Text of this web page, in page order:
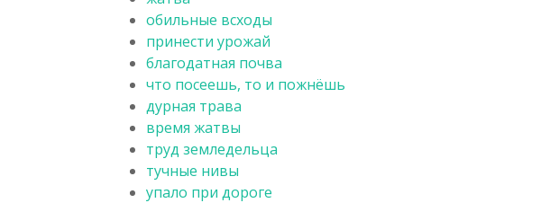
обильные всходы
принести урожай
благодатная почва
что посеешь, то и пожнёшь
дурная трава
время жатвы
труд земледельца
тучные нивы
упало при дороге